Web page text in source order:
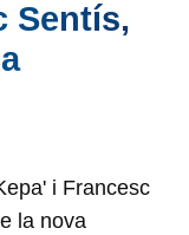
Sentís,
i Francesc
la nova